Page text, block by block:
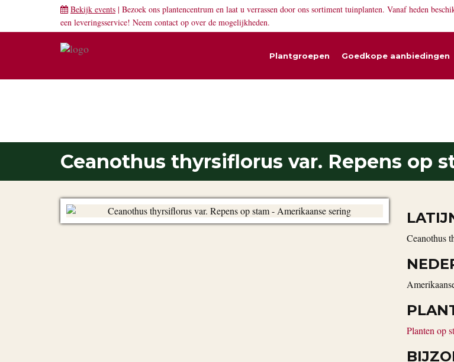
Bekijk events | Bezoek ons plantencentrum en laat u verrassen door ons sortiment tuinplanten. Vanaf heden
een leveringsservice! Neem contact op over de mogelijkheden.
Plantgroepen Goedkope aanbiedingen
Ceanothus thyrsiflorus var. Repens op
Ceanothus
Planten op